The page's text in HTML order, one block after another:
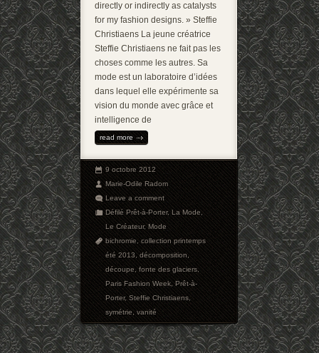
directly or indirectly as catalysts
for my fashion designs. » Steffie
Christiaens La jeune créatrice
Steffie Christiaens ne fait pas les
choses comme les autres. Sa
mode est un laboratoire d’idées
dans lequel elle expérimente sa
vision du monde avec grâce et
intelligence de
read more
9 octobre 2012
Marie-Odile Radom
Leave a comment
Défilé Prêt-à-Porter,La Mode,
Le Créateur,Mode
bichromie,collection printemps
été 2013,décomposition,
découpe,fonte des glaciers,
Paris Fashion Week,Prêt-à-
Porter,Steffie Christiaens,
symétrie,vanité